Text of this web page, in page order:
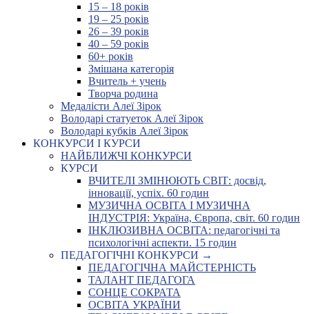
15 – 18 років
19 – 25 років
26 – 39 років
40 – 59 років
60+ років
Змішана категорія
Вчитель + учень
Творча родина
Медалісти Алеї Зірок
Володарі статуеток Алеї Зірок
Володарі кубків Алеї Зірок
КОНКУРСИ І КУРСИ
НАЙБЛИЖЧІ КОНКУРСИ
КУРСИ
ВЧИТЕЛІ ЗМІНЮЮТЬ СВІТ: досвід,
інновації, успіх. 60 годин
МУЗИЧНА ОСВІТА І МУЗИЧНА
ІНДУСТРІЯ: Україна, Європа, світ. 60 годин
ІНКЛЮЗИВНА ОСВІТА: педагогічні та
психологічні аспекти. 15 годин
ПЕДАГОГІЧНІ КОНКУРСИ →
ПЕДАГОГІЧНА МАЙСТЕРНІСТЬ
ТАЛАНТ ПЕДАГОГА
СОНЦЕ СОКРАТА
ОСВІТА УКРАЇНИ